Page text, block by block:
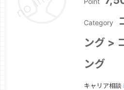
Category
ング >
ング
キャリア相談